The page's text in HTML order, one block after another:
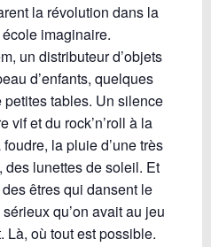
la révolution dans la
imaginaire.
un distributeur d’objets
d’enfants, quelques
tables. Un silence
vif et du rock’n’roll à la
la pluie d’une très
des lunettes de soleil. Et
êtres qui dansent le
qu’on avait au jeu
Là, où tout est possible.